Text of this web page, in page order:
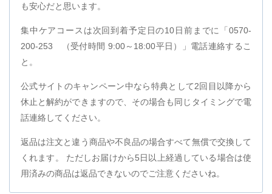
も安心だと思います。
集中ケアコースは次回到着予定日の10日前までに「0570-
200-253 （受付時間 9:00～18:00平日）」電話連絡するこ
と。
公式サイトのキャンペーン中なら特典として2回目以降から
休止と解約ができますので、その場合も同じタイミングで電
話連絡してください。
返品は注文と違う商品や不良品の場合すべて無償で交換して
くれます。 ただしお届けから5日以上経過している場合は使
用済みの商品は返品できないのでご注意くださいね。